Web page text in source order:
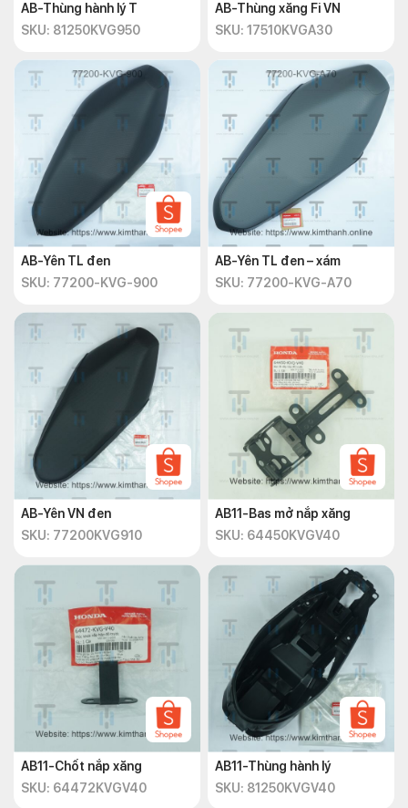
AB-Thùng hành lý T
SKU: 81250KVG950
AB-Thùng xăng Fi VN
SKU: 17510KVGA30
AB-Yên TL đen
SKU: 77200-KVG-900
AB-Yên TL đen – xám
SKU: 77200-KVG-A70
AB-Yên VN đen
SKU: 77200KVG910
AB11-Bas mở nắp xăng
SKU: 64450KVGV40
AB11-Chốt nắp xăng
SKU: 64472KVGV40
AB11-Thùng hành lý
SKU: 81250KVGV40